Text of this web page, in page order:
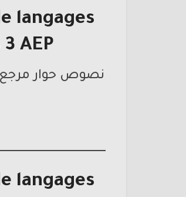
langages
AEP
نصوص حوار مرجع mes apprentissages en français المستوى الثالث ابتدائي
langages